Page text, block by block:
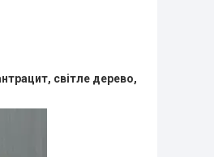
світле дерево,